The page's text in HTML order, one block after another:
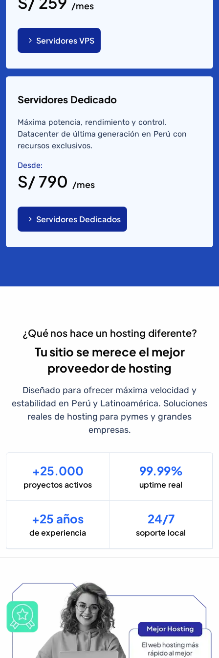
/mes
Servidores VPS
Servidores Dedicado
Máxima potencia, rendimiento y control.
Datacenter de última generación en Perú con
recursos exclusivos.
Desde:
S/ 790 /mes
Servidores Dedicados
¿Qué nos hace un hosting diferente?
Tu sitio se merece el mejor
proveedor de hosting
Diseñado para ofrecer máxima velocidad y
estabilidad en Perú y Latinoamérica. Soluciones
reales de hosting para pymes y grandes
empresas.
+25.000
proyectos activos
99.99%
uptime real
+25 años
de experiencia
24/7
soporte local